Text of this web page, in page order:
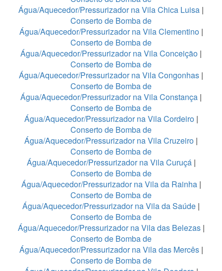
Água/Aquecedor/Pressurizador na Vila Chica Luisa |
Conserto de Bomba de
Água/Aquecedor/Pressurizador na Vila Clementino|
Conserto de Bomba de
Água/Aquecedor/Pressurizador na Vila Conceição |
Conserto de Bomba de
Água/Aquecedor/Pressurizador na Vila Congonhas |
Conserto de Bomba de
Água/Aquecedor/Pressurizador na Vila Constança |
Conserto de Bomba de
Água/Aquecedor/Pressurizador na Vila Cordeiro|
Conserto de Bomba de
Água/Aquecedor/Pressurizador na Vila Cruzeiro |
Conserto de Bomba de
Água/Aquecedor/Pressurizador na Vila Curuçá |
Conserto de Bomba de
Água/Aquecedor/Pressurizador na Vila da Rainha |
Conserto de Bomba de
Água/Aquecedor/Pressurizador na Vila da Saúde |
Conserto de Bomba de
Água/Aquecedor/Pressurizador na Vila das Belezas|
Conserto de Bomba de
Água/Aquecedor/Pressurizador na Vila das Mercês|
Conserto de Bomba de